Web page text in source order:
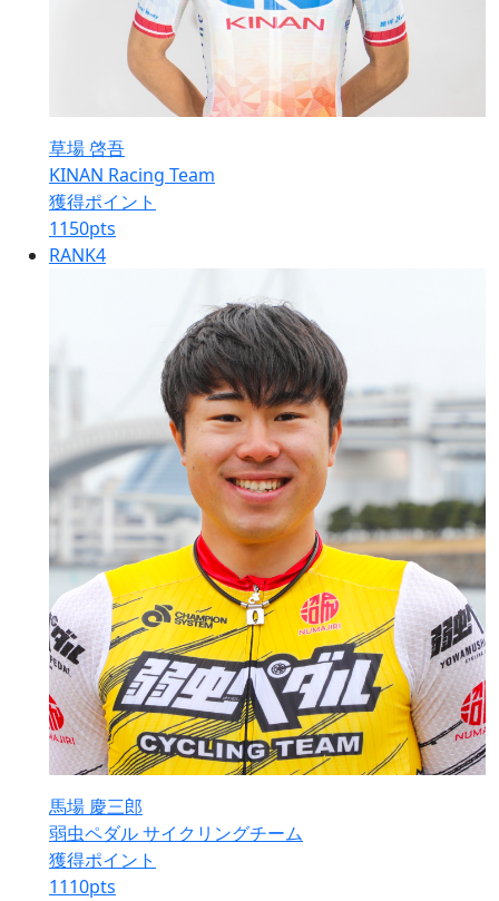
草場 啓吾
KINAN Racing Team
獲得ポイント
1150pts
RANK4
馬場 慶三郎
弱虫ペダル サイクリングチーム
獲得ポイント
1110pts